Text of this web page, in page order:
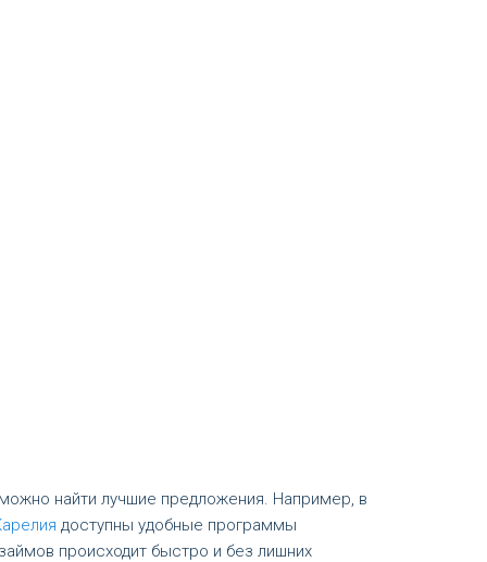
найти лучшие предложения. Например, в
доступны удобные программы
происходит быстро и без лишних